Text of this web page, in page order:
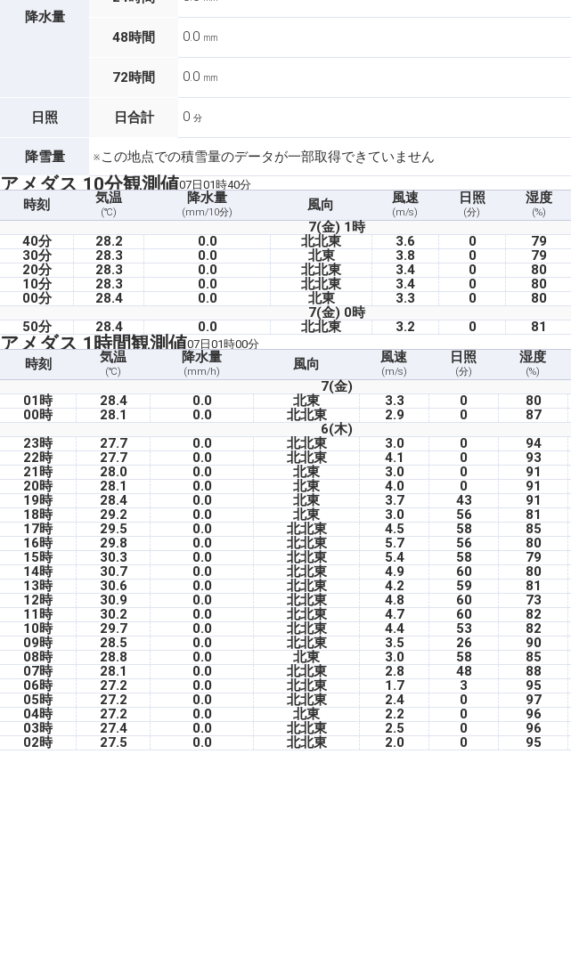
降水量
48時間 0.0 mm
72時間 0.0 mm
日照 日合計 0 分
降雪量 ※この地点での積雪量のデータが一部取得できていません
アメダス 10分観測値07日01時40分
時刻 気温
(℃)
降水量
(mm/10分) 風向 風速
(m/s)
日照
(分)
湿度
(%)
7(金) 1時
40分
28.2 0.0 北北東 3.6 0 79
30分
28.3 0.0 北東 3.8 0 79
20分
28.3 0.0 北北東 3.4 0 80
10分
28.3 0.0 北北東 3.4 0 80
00分
28.4 0.0 北東 3.3 0 80
7(金) 0時
50分
28.4 0.0 北北東 3.2 0 81
アメダス 1時間観測値07日01時00分
時刻 気温
(℃)
降水量
(mm/h) 風向 風速
(m/s)
日照
(分)
湿度
(%)
7(金)
01時
28.4 0.0 北東 3.3 0 80
00時
28.1 0.0 北北東 2.9 0 87
6(木)
23時
27.7 0.0 北北東 3.0 0 94
22時
27.7 0.0 北北東 4.1 0 93
21時
28.0 0.0 北東 3.0 0 91
20時
28.1 0.0 北東 4.0 0 91
19時
28.4 0.0 北東 3.7 43 91
18時
29.2 0.0 北東 3.0 56 81
17時
29.5 0.0 北北東 4.5 58 85
16時
29.8 0.0 北北東 5.7 56 80
15時
30.3 0.0 北北東 5.4 58 79
14時
30.7 0.0 北北東 4.9 60 80
13時
30.6 0.0 北北東 4.2 59 81
12時
30.9 0.0 北北東 4.8 60 73
11時
30.2 0.0 北北東 4.7 60 82
10時
29.7 0.0 北北東 4.4 53 82
09時
28.5 0.0 北北東 3.5 26 90
08時
28.8 0.0 北東 3.0 58 85
07時
28.1 0.0 北北東 2.8 48 88
06時
27.2 0.0 北北東 1.7 3 95
05時
27.2 0.0 北北東 2.4 0 97
04時
27.2 0.0 北東 2.2 0 96
03時
27.4 0.0 北北東 2.5 0 96
02時
27.5 0.0 北北東 2.0 0 95